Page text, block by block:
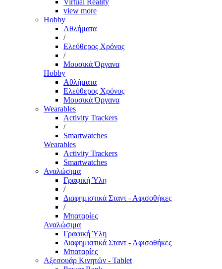
Virtual Reality
view more
Hobby
Αθλήματα
/
Ελεύθερος Χρόνος
/
Μουσικά Όργανα
Hobby
Αθλήματα
Ελεύθερος Χρόνος
Μουσικά Όργανα
Wearables
Activity Trackers
/
Smartwatches
Wearables
Activity Trackers
Smartwatches
Αναλώσιμα
Γραφική Ύλη
/
Διαφημιστικά Σταντ - Αφισοθήκες
/
Μπαταρίες
Αναλώσιμα
Γραφική Ύλη
Διαφημιστικά Σταντ - Αφισοθήκες
Μπαταρίες
Αξεσουάρ Κινητών - Tablet